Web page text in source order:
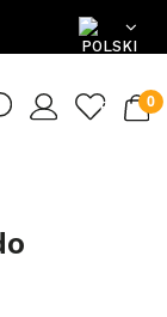
EN
PL